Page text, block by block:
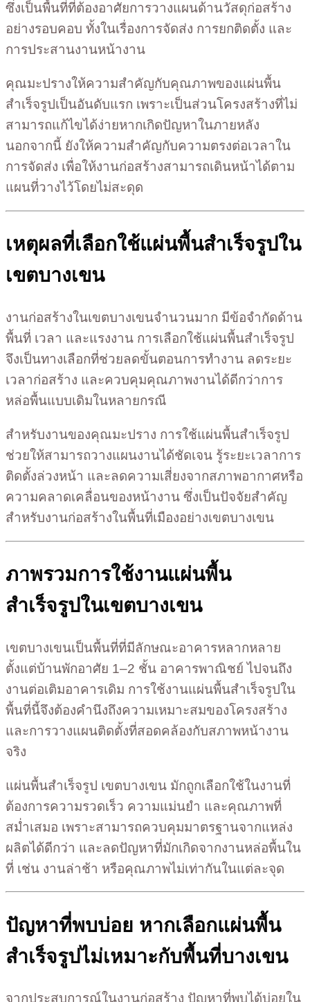
ซึ่งเป็นพื้นที่ที่ต้องอาศัยการวางแผนด้านวัสดุก่อสร้าง
อย่างรอบคอบ ทั้งในเรื่องการจัดส่ง การยกติดตั้ง และ
การประสานงานหน้างาน
คุณมะปรางให้ความสำคัญกับคุณภาพของแผ่นพื้น
สำเร็จรูปเป็นอันดับแรก เพราะเป็นส่วนโครงสร้างที่ไม่
สามารถแก้ไขได้ง่ายหากเกิดปัญหาในภายหลัง
นอกจากนี้ ยังให้ความสำคัญกับความตรงต่อเวลาใน
การจัดส่ง เพื่อให้งานก่อสร้างสามารถเดินหน้าได้ตาม
แผนที่วางไว้โดยไม่สะดุด
เหตุผลที่เลือกใช้แผ่นพื้นสำเร็จรูปใน
เขตบางเขน
งานก่อสร้างในเขตบางเขนจำนวนมาก มีข้อจำกัดด้าน
พื้นที่ เวลา และแรงงาน การเลือกใช้แผ่นพื้นสำเร็จรูป
จึงเป็นทางเลือกที่ช่วยลดขั้นตอนการทำงาน ลดระยะ
เวลาก่อสร้าง และควบคุมคุณภาพงานได้ดีกว่าการ
หล่อพื้นแบบเดิมในหลายกรณี
สำหรับงานของคุณมะปราง การใช้แผ่นพื้นสำเร็จรูป
ช่วยให้สามารถวางแผนงานได้ชัดเจน รู้ระยะเวลาการ
ติดตั้งล่วงหน้า และลดความเสี่ยงจากสภาพอากาศหรือ
ความคลาดเคลื่อนของหน้างาน ซึ่งเป็นปัจจัยสำคัญ
สำหรับงานก่อสร้างในพื้นที่เมืองอย่างเขตบางเขน
ภาพรวมการใช้งานแผ่นพื้น
สำเร็จรูปในเขตบางเขน
เขตบางเขนเป็นพื้นที่ที่มีลักษณะอาคารหลากหลาย
ตั้งแต่บ้านพักอาศัย 1–2 ชั้น อาคารพาณิชย์ ไปจนถึง
งานต่อเติมอาคารเดิม การใช้งานแผ่นพื้นสำเร็จรูปใน
พื้นที่นี้จึงต้องคำนึงถึงความเหมาะสมของโครงสร้าง
และการวางแผนติดตั้งที่สอดคล้องกับสภาพหน้างาน
จริง
แผ่นพื้นสำเร็จรูป เขตบางเขน มักถูกเลือกใช้ในงานที่
ต้องการความรวดเร็ว ความแม่นยำ และคุณภาพที่
สม่ำเสมอ เพราะสามารถควบคุมมาตรฐานจากแหล่ง
ผลิตได้ดีกว่า และลดปัญหาที่มักเกิดจากงานหล่อพื้นใน
ที่ เช่น งานล่าช้า หรือคุณภาพไม่เท่ากันในแต่ละจุด
ปัญหาที่พบบ่อย หากเลือกแผ่นพื้น
สำเร็จรูปไม่เหมาะกับพื้นที่บางเขน
จากประสบการณ์ในงานก่อสร้าง ปัญหาที่พบได้บ่อยใน